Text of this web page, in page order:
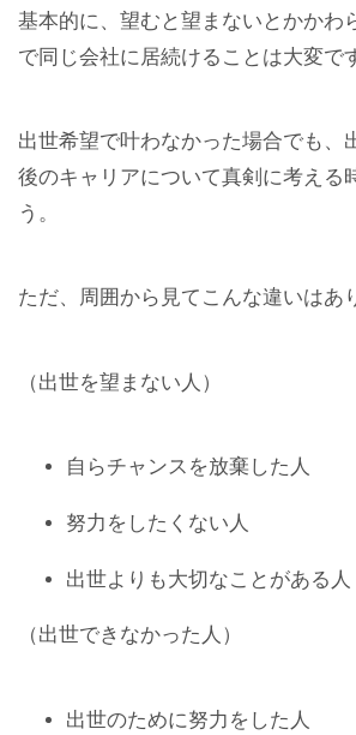
基本的に、望むと望まないとかかわ
で同じ会社に居続けることは大変で
出世希望で叶わなかった場合でも、
後のキャリアについて真剣に考える
う。
ただ、周囲から見てこんな違いはあ
（出世を望まない人）
自らチャンスを放棄した人
努力をしたくない人
出世よりも大切なことがある人
（出世できなかった人）
出世のために努力をした人